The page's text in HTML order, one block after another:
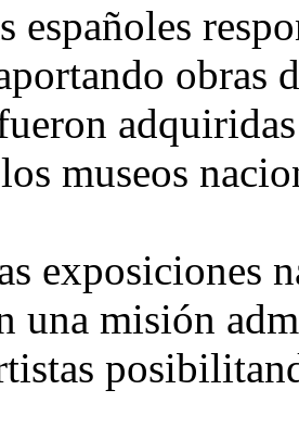
españoles
obras
museos
exposiciones
una misión